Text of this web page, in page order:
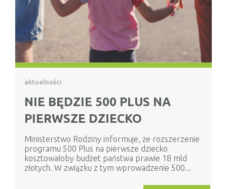
aktualności
NIE BĘDZIE 500 PLUS NA
PIERWSZE DZIECKO
Ministerstwo Rodziny informuje, że rozszerzenie
programu 500 Plus na pierwsze dziecko
kosztowałoby budżet państwa prawie 18 mld
złotych. W związku z tym wprowadzenie 500...